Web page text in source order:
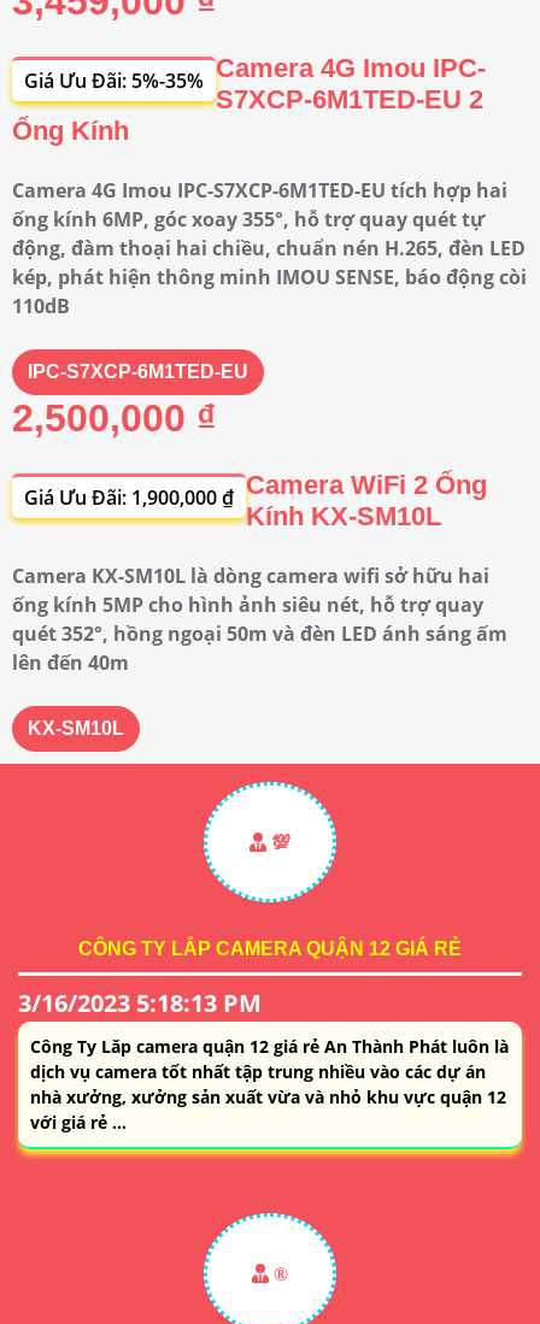
Giá Ưu Đãi: 5%-35% Camera 4G Imou IPC-
S7XCP-6M1TED-EU 2
Ống Kính
Camera 4G Imou IPC-S7XCP-6M1TED-EU tích hợp hai
ống kính 6MP, góc xoay 355°, hỗ trợ quay quét tự
động, đàm thoại hai chiều, chuẩn nén H.265, đèn LED
kép, phát hiện thông minh IMOU SENSE, báo động còi
110dB
IPC-S7XCP-6M1TED-EU
2,500,000 ₫
Giá Ưu Đãi: 1,900,000 ₫ Camera WiFi 2 Ống
Kính KX-SM10L
Camera KX-SM10L là dòng camera wifi sở hữu hai
ống kính 5MP cho hình ảnh siêu nét, hỗ trợ quay
quét 352°, hồng ngoại 50m và đèn LED ánh sáng ấm
lên đến 40m
KX-SM10L
💯
CÔNG TY LẮP CAMERA QUẬN 12 GIÁ RẺ
3/16/2023 5:18:13 PM
Công Ty Lăp camera quận 12 giá rẻ An Thành Phát luôn là
dịch vụ camera tốt nhất tập trung nhiều vào các dự án
nhà xưởng, xưởng sản xuất vừa và nhỏ khu vực quận 12
với giá rẻ ...
®️